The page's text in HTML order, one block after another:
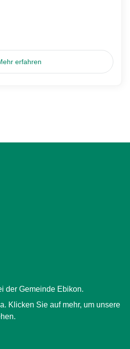
erfahren
der Gemeinde Ebikon.
Klicken Sie auf mehr, um unsere